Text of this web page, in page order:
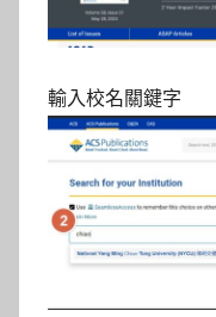
輸入校名關鍵字